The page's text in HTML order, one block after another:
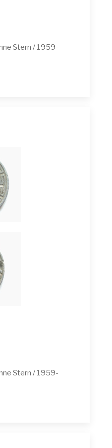
Stern / 1959-
Stern / 1959-